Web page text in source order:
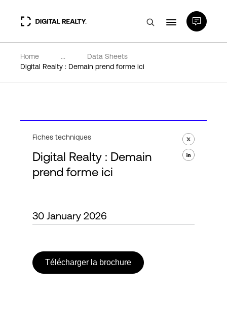
Data Centers
Expertise et ressources
Language
Connexion
Home ...
Data Sheets
Digital Realty : Demain prend forme ici
Fiches techniques
Digital Realty : Demain
prend forme ici
30 January 2026
Télécharger la brochure